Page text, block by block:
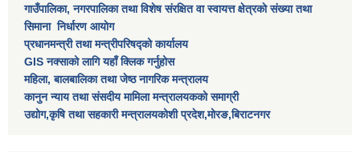
गाउँपालिका, नगरपालिका तथा विशेष स‌ंरक्षित वा स्वायत्त क्षेत्रकाे स‌ंख्या तथा
सिमाना निर्धारण आयाेग
प्रधानमन्त्री तथा मन्त्रीपरिषद्को कार्यालय
GIS नक्साको लागि यहाँ क्लिक गर्नुहोस
महिला, बालबालिका तथा जेष्ठ नागरिक मन्त्रालय
कानुन न्याय तथा संसदीय मामिला मन्त्रालयकको समाग्री
उद्योग,कृषि तथा सहकारी मन्त्रालयकोशी प्रदेश,मोरङ,बिराटनगर